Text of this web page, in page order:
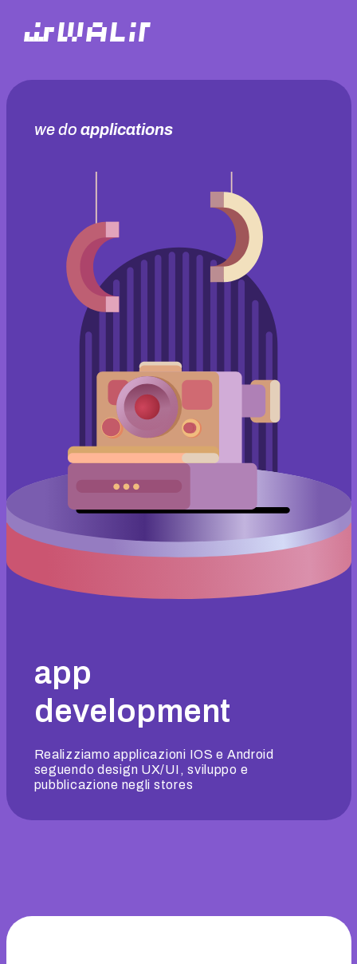
we do applications
app
development
Realizziamo applicazioni IOS e Android
seguendo design UX/UI, sviluppo e
pubblicazione negli stores